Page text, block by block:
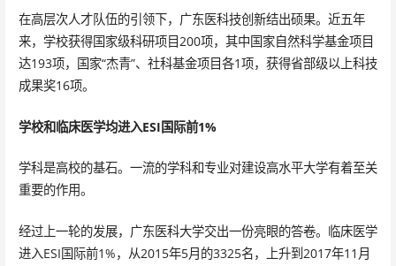
在高层次人才队伍的引领下，广东医科技创新结出硕果。近五年
来，学校获得国家级科研项目200项，其中国家自然科学基金项目
达193项，国家“杰青”、社科基金项目各1项，获得省部级以上科技
成果奖16项。
学校和临床医学均进入ESI国际前1%
学科是高校的基石。一流的学科和专业对建设高水平大学有着至关
重要的作用。
经过上一轮的发展，广东医科大学交出一份亮眼的答卷。临床医学
进入ESI国际前1%，从2015年5月的3325名，上升到2017年11月